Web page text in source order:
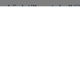
Länk till protokoll